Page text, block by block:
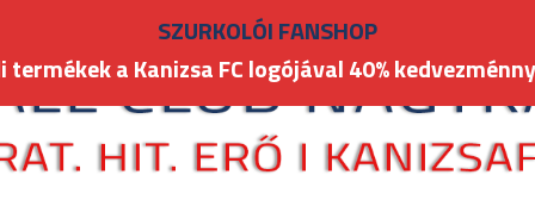
SZURKOLÓI FANSHOP
termékek a Kanizsa FC logójával 40%